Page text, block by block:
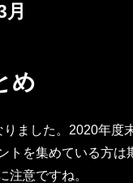
め
ました。2020年度
トを集めている方は
注意ですね。